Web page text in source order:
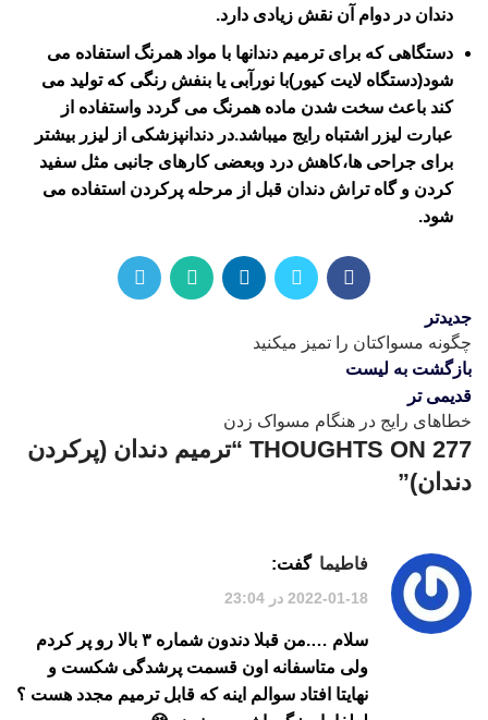
دندان در دوام آن نقش زیادی دارد.
دستگاهی که برای ترمیم دندانها با مواد همرنگ استفاده می
شود(دستگاه لایت کیور)با نورآبی یا بنفش رنگی که تولید می
کند باعث سخت شدن ماده همرنگ می گردد واستفاده از
عبارت لیزر اشتباه رایج میباشد.در دندانپزشکی از لیزر بیشتر
برای جراحی ها،کاهش درد وبعضی کارهای جانبی مثل سفید
کردن و گاه تراش دندان قبل از مرحله پرکردن استفاده می
شود.
جدیدتر
چگونه مسواکتان را تمیز میکنید
بازگشت به لیست
قدیمی تر
خطاهای رایج در هنگام مسواک زدن
277 THOUGHTS ON “
ترمیم دندان (پرکردن
دندان)”
فاطیما گفت:
2022-01-18 در 23:04
سلام ….من قبلا دندون شماره ۳ بالا رو پر کردم
ولی متاسفانه اون قسمت پرشدگی شکست و
نهایتا افتاد سوالم اینه که قابل ترمیم مجدد هست ؟